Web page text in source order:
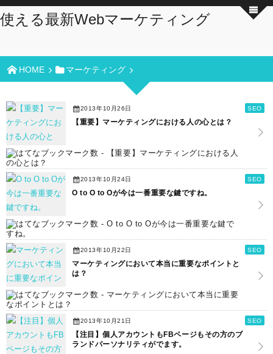
使える最新Webマーケティング
HOME マーケティング
2013年10月26日 SEO
【重要】マーケティングにおける人の心とは？
2013年10月24日 SEO
O to O to Oが今は一番重要な鍵ですね。
2013年10月22日 SEO
マーケティングにおいて本当に重要なポイントと
は？
2013年10月21日 SEO
【注目】個人アカウントもFBページもその方のブ
ランドパーソナリティがでます。